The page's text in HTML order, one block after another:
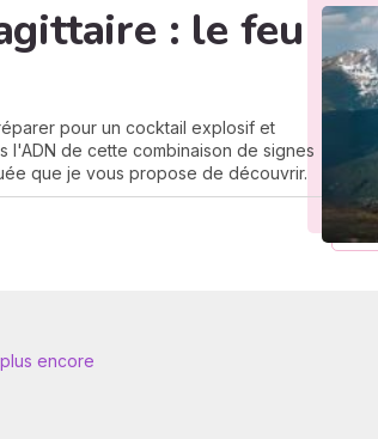
: le feu
pour un cocktail explosif et
l'ADN de cette combinaison de signes
que je vous propose de découvrir.
encore